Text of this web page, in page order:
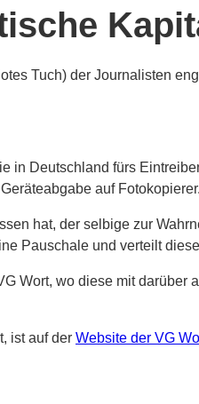
Tuch) der Journalisten
in Deutschland fürs
auf Fotokopierer.
hat, der selbige zur
Pauschale und verteilt
Wort, wo diese mit
ist auf der Website der VG